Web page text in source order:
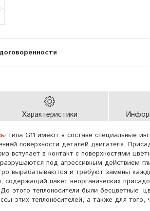
Характеристики
типа G11 имеют в составе специальные
поверхности деталей двигателя.
вступает в контакт с поверхностями
под агрессивным действием
вырабатываются и требуют замены
содержащий пакет неорганических
этого теплоносители были бесцветные,
этих теплоносителей, а также для того,